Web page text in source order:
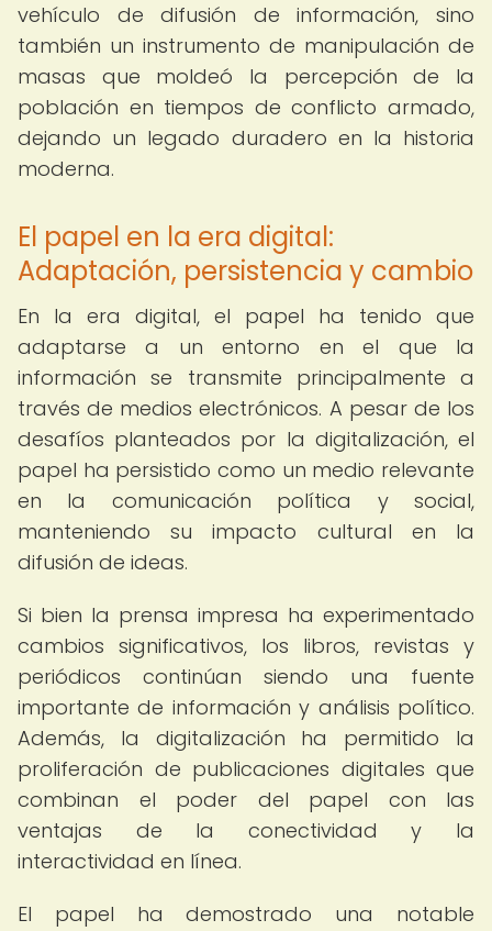
vehículo de difusión de información, sino
también un instrumento de manipulación de
masas que moldeó la percepción de la
población en tiempos de conflicto armado,
dejando un legado duradero en la historia
moderna.
El papel en la era digital:
Adaptación, persistencia y cambio
En la era digital, el papel ha tenido que
adaptarse a un entorno en el que la
información se transmite principalmente a
través de medios electrónicos. A pesar de los
desafíos planteados por la digitalización, el
papel ha persistido como un medio relevante
en la comunicación política y social,
manteniendo su impacto cultural en la
difusión de ideas.
Si bien la prensa impresa ha experimentado
cambios significativos, los libros, revistas y
periódicos continúan siendo una fuente
importante de información y análisis político.
Además, la digitalización ha permitido la
proliferación de publicaciones digitales que
combinan el poder del papel con las
ventajas de la conectividad y la
interactividad en línea.
El papel ha demostrado una notable